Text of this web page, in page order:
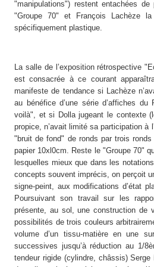
"manipulations") restent entachées
"Groupe 70" et François Lachèze
spécifiquement plastique.
La salle de l’exposition rétrospective
est consacrée à ce courant
manifeste de tendance si Lachèze
au bénéfice d’une série d’affiches du
voilà", et si Dolla jugeant le contexte
propice, n’avait limité sa participation à
"bruit de fond" de ronds par trois
papier 10xl0cm. Reste le "Groupe 70"
lesquelles mieux que dans les
concepts souvent imprécis, on perçoit
signe­-peint, aux modifications d’état
Poursuivant son travail sur les
présente, au sol, une construction de
possibilités de trois couleurs
volume d’un tissu-matière en une
successives jusqu’à réduction au 1/
tendeur rigide (cylindre, châssis)